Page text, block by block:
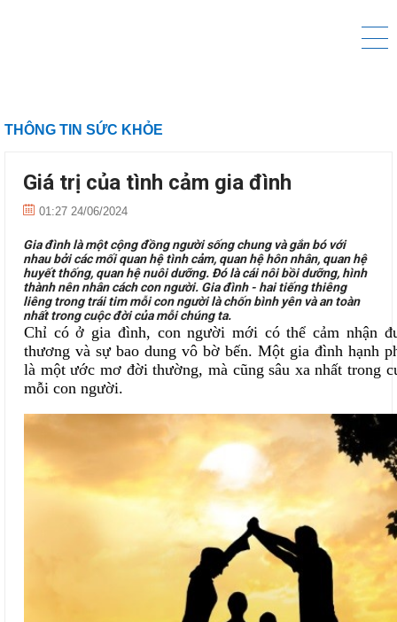
THÔNG TIN SỨC KHỎE
Giá trị của tình cảm gia đình
01:27 24/06/2024
Gia đình là một cộng đồng người sống chung và gắn bó với
nhau bởi các mối quan hệ tình cảm, quan hệ hôn nhân, quan hệ
huyết thống, quan hệ nuôi dưỡng. Đó là cái nôi bồi dưỡng, hình
thành nên nhân cách con người. Gia đình - hai tiếng thiêng
liêng trong trái tim mỗi con người là chốn bình yên và an toàn
nhất trong cuộc đời của mỗi chúng ta.
Chỉ có ở gia đình, con người mới có thể cảm nhận
thương và sự bao dung vô bờ bến. Một gia đình hạnh
là một ước mơ đời thường, mà cũng sâu xa nhất trong
mỗi con người.